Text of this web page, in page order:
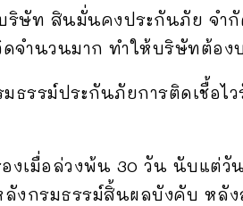
ริษัท สินมั่นคงประกันภัย จำ
จำนวนมาก ทำให้บริษัทต้อง
ธรรม์ประกันภัยการติดเชื้อไ
งเมื่อล่วงพ้น 30 วัน นับแต่
ลังกรมธรรม์สิ้นผลบังคับ หลั